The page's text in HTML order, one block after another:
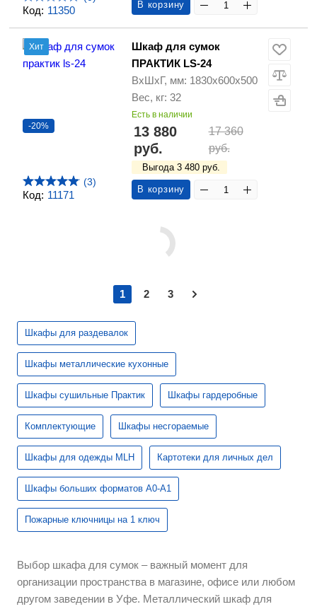
Код: 11350 В корзину
Код: 11171
Хит
-20%
(3)
Шкаф для сумок
ПРАКТИК LS-24
ВхШхГ, мм: 1830х600х500
Вес, кг: 32
Есть в наличии
13 880
руб.
17 360
руб.
Выгода 3 480 руб.
В корзину
1 2 3
Шкафы для раздевалок
Шкафы металлические кухонные
Шкафы сушильные Практик Шкафы гардеробные
Комплектующие Шкафы несгораемые
Шкафы для одежды MLH Картотеки для личных дел
Шкафы больших форматов А0-А1
Пожарные ключницы на 1 ключ
Выбор шкафа для сумок – важный момент для
организации пространства в магазине, офисе или любом
другом заведении в Уфе. Металлический шкаф для